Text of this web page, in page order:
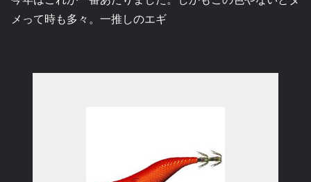
メって時も多々。一推しのエギ